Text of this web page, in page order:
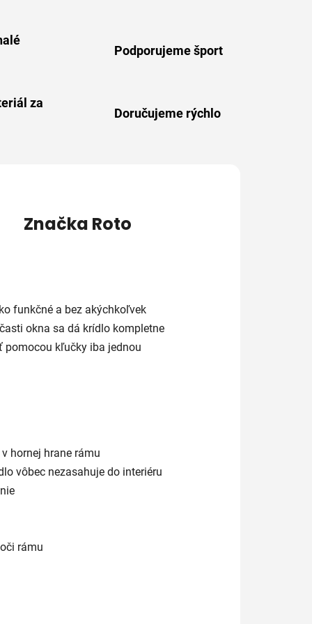
Podporujeme šport
za
Doručujeme rýchlo
Značka Roto
funkčné a bez akýchkoľvek
okna sa dá krídlo kompletne
pomocou kľučky iba jednou
hornej hrane rámu
vôbec nezasahuje do interiéru
rámu